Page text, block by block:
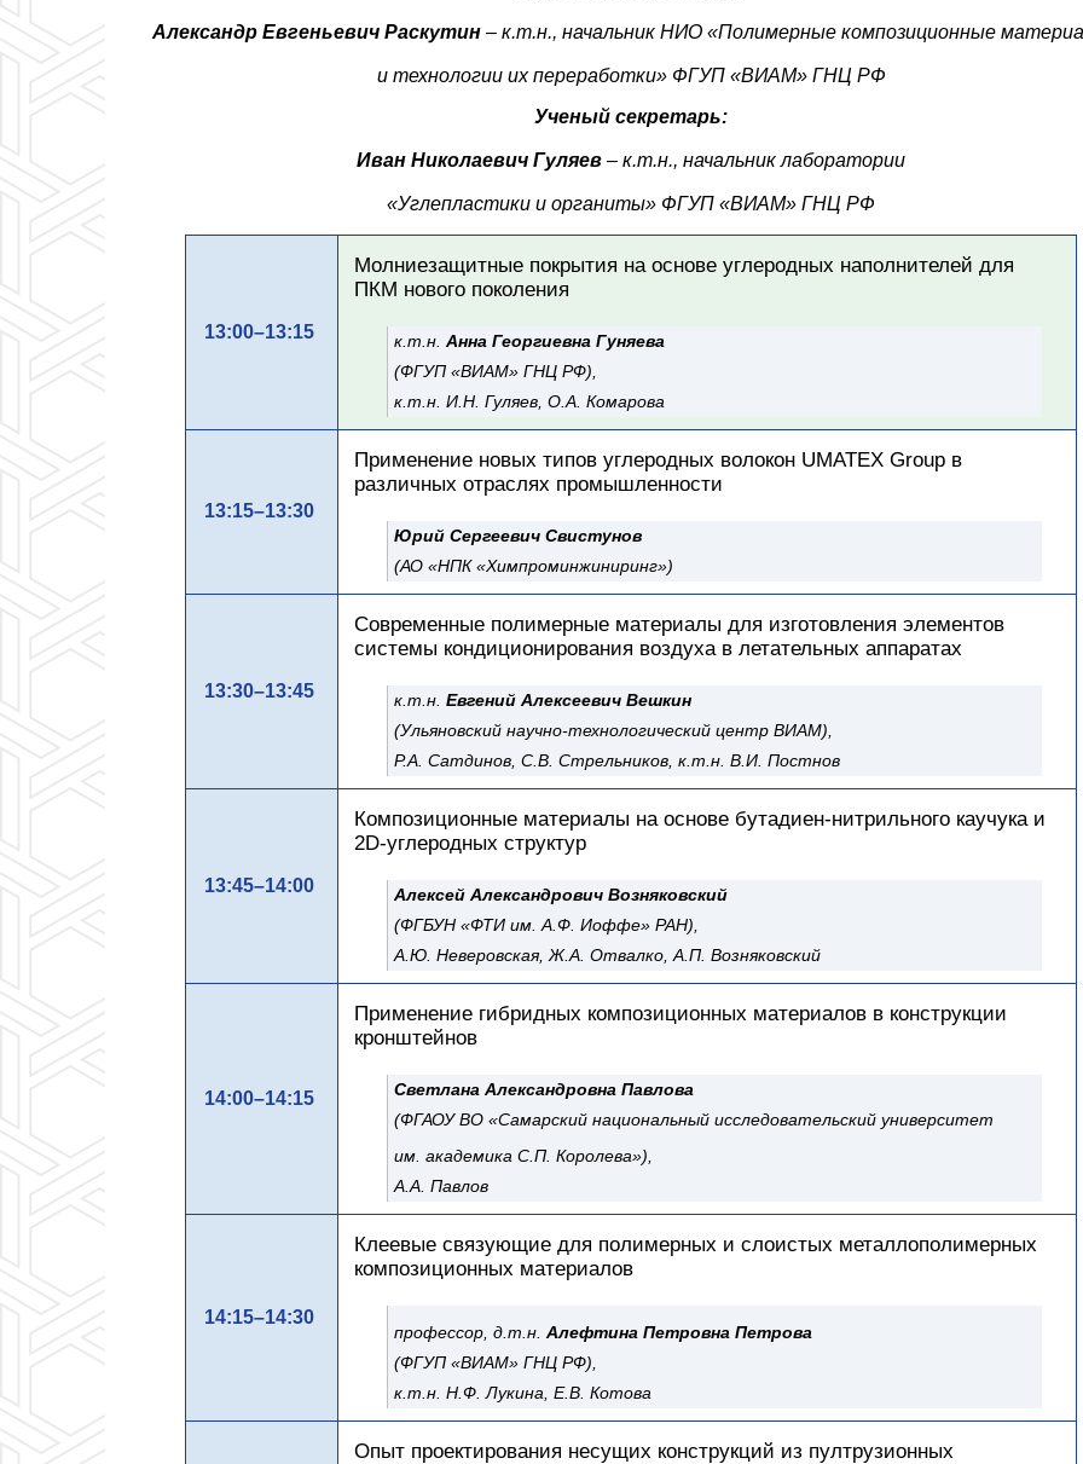
Александр Евгеньевич Раскутин – к.т.н., начальник НИО «Полимерные композиционные
и технологии их переработки» ФГУП «ВИАМ» ГНЦ РФ
Ученый секретарь:
Иван Николаевич Гуляев – к.т.н., начальник лаборатории
«Углепластики и органиты» ФГУП «ВИАМ» ГНЦ РФ
13:00–13:15
Молниезащитные покрытия на основе углеродных наполнителей для
ПКМ нового поколения
к.т.н. Анна Георгиевна Гуняева
(ФГУП «ВИАМ» ГНЦ РФ),
к.т.н. И.Н. Гуляев, О.А. Комарова
13:15–13:30
Применение новых типов углеродных волокон UMATEX Group в
различных отраслях промышленности
Юрий Сергеевич Свистунов
(АО «НПК «Химпроминжиниринг»)
13:30–13:45
Современные полимерные материалы для изготовления элементов
системы кондиционирования воздуха в летательных аппаратах
к.т.н. Евгений Алексеевич Вешкин
(Ульяновский научно-технологический центр ВИАМ),
Р.А. Сатдинов, С.В. Стрельников, к.т.н. В.И. Постнов
13:45–14:00
Композиционные материалы на основе бутадиен-нитрильного каучука и
2D-углеродных структур
Алексей Александрович Возняковский
(ФГБУН «ФТИ им. А.Ф. Иоффе» РАН),
А.Ю. Неверовская, Ж.А. Отвалко, А.П. Возняковский
14:00–14:15
Применение гибридных композиционных материалов в конструкции
кронштейнов
Светлана Александровна Павлова
(ФГАОУ ВО «Самарский национальный исследовательский университет
им. академика С.П. Королева»),
А.А. Павлов
14:15–14:30
Клеевые связующие для полимерных и слоистых металлополимерных
композиционных материалов
профессор, д.т.н. Алефтина Петровна Петрова
(ФГУП «ВИАМ» ГНЦ РФ),
к.т.н. Н.Ф. Лукина, Е.В. Котова
Опыт проектирования несущих конструкций из пултрузионных